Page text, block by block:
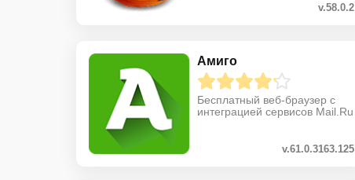
v.58.0.2
Амиго
Бесплатный веб-браузер с
интеграцией сервисов Mail.Ru
v.61.0.3163.125